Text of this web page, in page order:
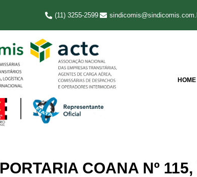
(11) 3255-2599
HOME
PORTARIA COANA Nº